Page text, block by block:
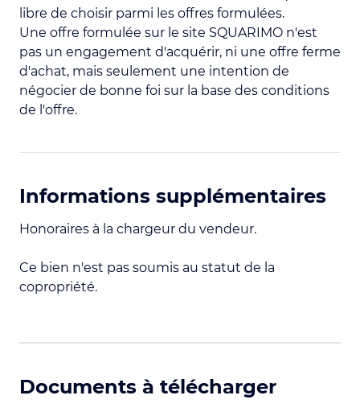
libre de choisir parmi les offres formulées.
Une offre formulée sur le site SQUARIMO n'est
pas un engagement d'acquérir, ni une offre ferme
d'achat, mais seulement une intention de
négocier de bonne foi sur la base des conditions
de l'offre.
Informations supplémentaires
Honoraires à la chargeur du vendeur.
Ce bien n'est pas soumis au statut de la
copropriété.
Documents à télécharger